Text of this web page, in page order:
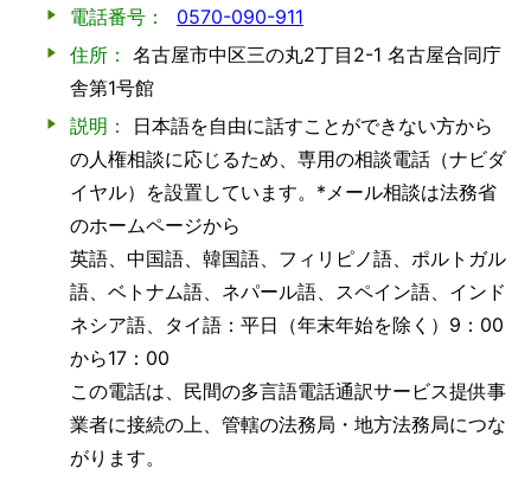
電話番号：
0570-090-911
住所： 名古屋市中区三の丸2丁目2-1 名古屋合同庁
舎第1号館
説明：
日本語を自由に話すことができない方から
の人権相談に応じるため、専用の相談電話（ナビダ
イヤル）を設置しています。*メール相談は法務省
のホームページから
英語、中国語、韓国語、フィリピノ語、ポルトガル
語、ベトナム語、ネパール語、スペイン語、インド
ネシア語、タイ語：平日（年末年始を除く）9：00
から17：00
この電話は、民間の多言語電話通訳サービス提供事
業者に接続の上、管轄の法務局・地方法務局につな
がります。